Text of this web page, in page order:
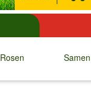
Rosen Samen
↓